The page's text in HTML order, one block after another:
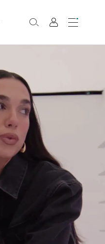
Rechercher
Mon
compte
Menu